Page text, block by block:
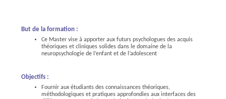
But de la formation :
Ce Master vise à apporter aux futurs psychologues des acquis
théoriques et cliniques solides dans le domaine de la
neuropsychologie de l’enfant et de l’adolescent
Objectifs :
Fournir aux étudiants des connaissances théoriques,
méthodologiques et pratiques approfondies aux interfaces des